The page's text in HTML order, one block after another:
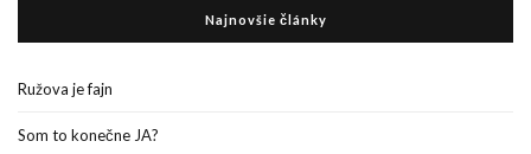
Najnovšie články
Ružova je fajn
Som to konečne JA?